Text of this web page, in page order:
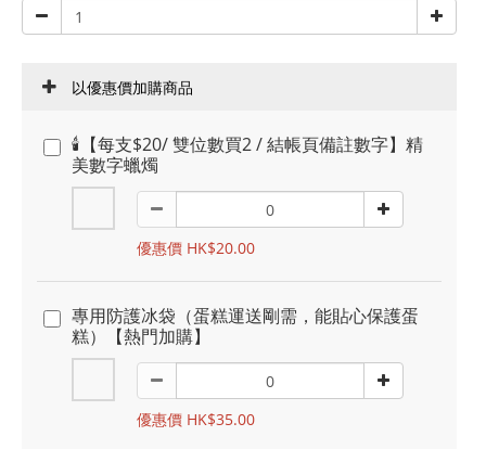
以優惠價加購商品
🕯️【每支$20/ 雙位數買2 / 結帳頁備註數字】精
美數字蠟燭
優惠價 HK$20.00
專用防護冰袋（蛋糕運送剛需，能貼心保護蛋
糕）【熱門加購】
優惠價 HK$35.00